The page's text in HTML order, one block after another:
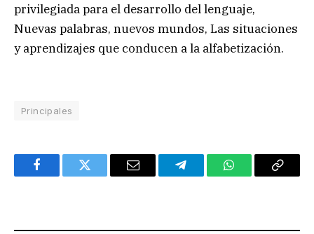
privilegiada para el desarrollo del lenguaje,
Nuevas palabras, nuevos mundos, Las situaciones
y aprendizajes que conducen a la alfabetización.
Principales
FacebookTwitter Email TelegramWhatsAppCopy